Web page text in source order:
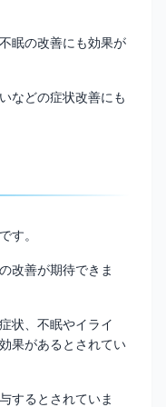
眠の改善にも効果が
などの症状改善にも
す。
改善が期待できま
状、不眠やイライ
果があるとされてい
するとされていま